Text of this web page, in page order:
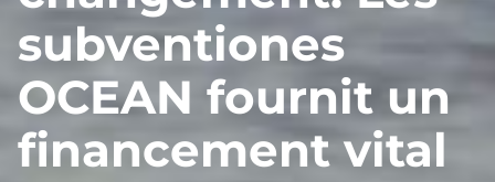
subventiones
OCEAN fournit un
financement vital